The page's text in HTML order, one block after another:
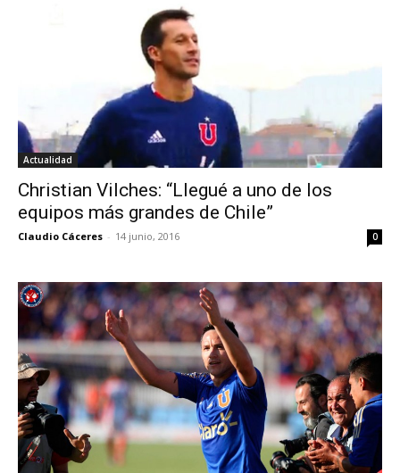
Actualidad
Christian Vilches: “Llegué a uno de los
equipos más grandes de Chile”
Claudio Cáceres - 14 junio, 2016 0